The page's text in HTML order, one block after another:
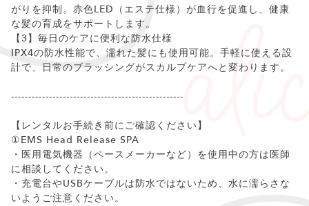
がりを抑制。赤色LED（エステ仕様）が血行を促進し、健康
な髪の育成をサポートします。
【3】毎日のケアに便利な防水仕様
IPX4の防水性能で、濡れた髪にも使用可能。手軽に使える設
計で、日常のブラッシングがスカルプケアへと変わります。
--------------------------------------------------
【レンタルお手続き前にご確認ください】
①EMS Head Release SPA
・医用電気機器（ペースメーカーなど）を使用中の方は医師
に相談してください。
・充電台やUSBケーブルは防水ではないため、水に濡らさな
いようご注意ください。